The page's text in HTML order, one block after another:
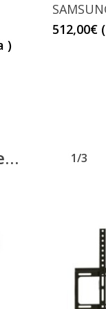
)
512,00€
1/3